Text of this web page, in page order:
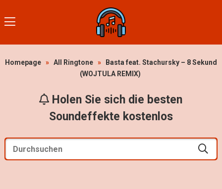
Homepage » All Ringtone »
Basta feat. Stachursky – 8 Sekund
(WOJTULA REMIX)
Holen Sie sich die besten
Soundeffekte kostenlos